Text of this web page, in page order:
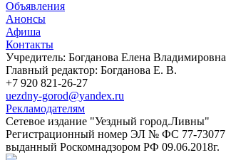
Объявления
Анонсы
Афиша
Контакты
Учредитель: Богданова Елена Владимировна
Главный редактор: Богданова Е. В.
+7 920 821-26-27
uezdny-gorod@yandex.ru
Рекламодателям
Сетевое издание "Уездный город.Ливны"
Регистрационный номер ЭЛ № ФС 77-73077
выданный Роскомнадзором РФ 09.06.2018г.